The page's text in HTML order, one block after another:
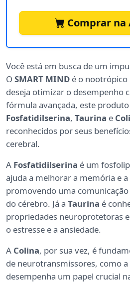
Comprar na
Você está em busca de um
O SMART MIND é o nootrópico
deseja otimizar o desempenho
fórmula avançada, este
Fosfatidilserina, Taurina e
reconhecidos por seus
cerebral.
A Fosfatidilserina é um
ajuda a melhorar a memória e
promovendo uma comunicação
do cérebro. Já a Taurina é
propriedades neuroprotetoras
o estresse e a ansiedade.
A Colina, por sua vez, é
de neurotransmissores, como
desempenha um papel crucial